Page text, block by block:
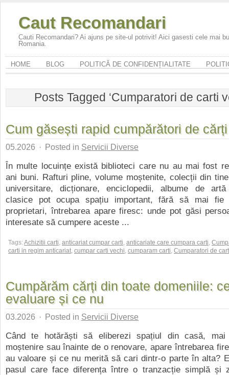
Caut Recomandari
Cauti Recomandari? Ai ajuns pe site-ul potrivit! Aici gasesti cele mai
Romania.
HOME BLOG POLITICĂ DE CONFIDENȚIALITATE
Posts Tagged ‘Cumparatori de carti
Cum găsești rapid cumpărători de
05.2026 · Posted in Servicii Diverse
În multe locuințe există biblioteci care nu au mai fost
ani buni. Rafturi pline, volume moștenite, colecții din
universitare, dicționare, enciclopedii, albume de
clasice pot ocupa spațiu important, fără să mai fie
proprietari, întrebarea apare firesc: unde pot găsi
interesate să cumpere aceste ...
Tags:Achizitii carti, anticariat cumpar carti, anticariate care cumpara carti,
carti in regim anticariat, cumpar carti vechi, cumparam carti, Cumparatori de
Cumpărăm cărți din toate domeniile:
evaluare și ce nu
03.2026 · Posted in Servicii Diverse
Când te hotărăști să eliberezi spațiul din casă,
moștenire sau înainte de o renovare, apare întrebarea
au valoare și ce nu merită să cari dintr-o parte în alta?
pasul care face diferența între o tranzacție simplă și